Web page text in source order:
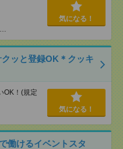
…
気になる！
ッと登録OK＊クッキ
OK！(規定
気になる！
働けるイベントスタ